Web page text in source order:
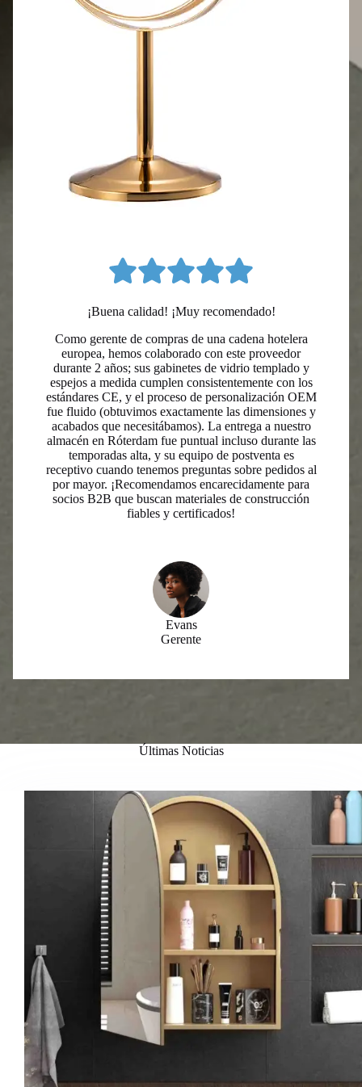
¡Buena calidad! ¡Muy recomendado!
Como gerente de compras de una cadena hotelera
europea, hemos colaborado con este proveedor
durante 2 años; sus gabinetes de vidrio templado y
espejos a medida cumplen consistentemente con los
estándares CE, y el proceso de personalización OEM
fue fluido (obtuvimos exactamente las dimensiones y
acabados que necesitábamos). La entrega a nuestro
almacén en Róterdam fue puntual incluso durante las
temporadas alta, y su equipo de postventa es
receptivo cuando tenemos preguntas sobre pedidos al
por mayor. ¡Recomendamos encarecidamente para
socios B2B que buscan materiales de construcción
fiables y certificados!
Evans
Gerente
Últimas Noticias